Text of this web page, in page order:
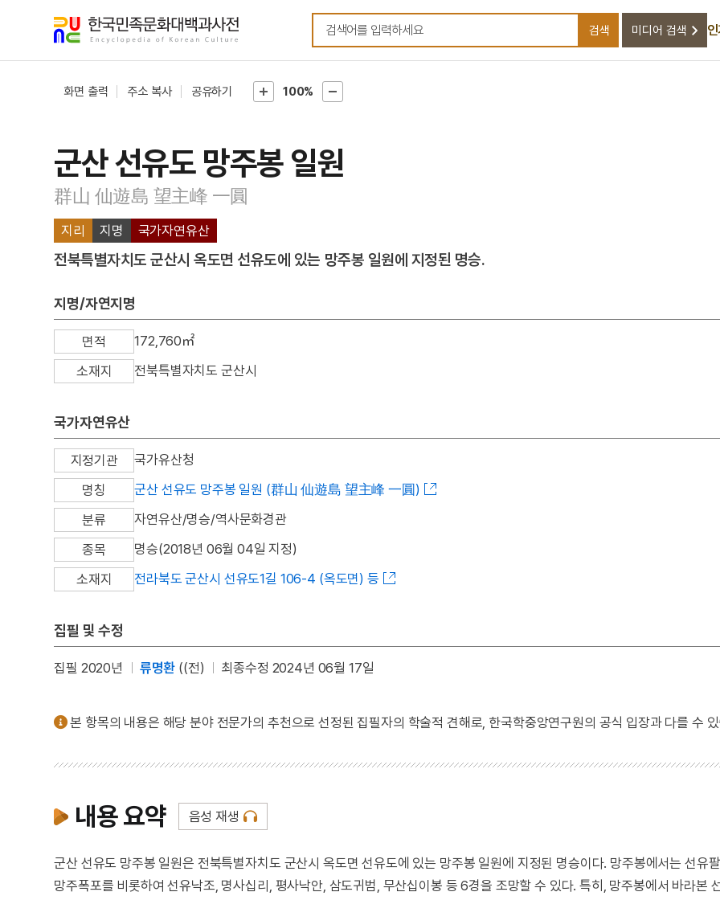
검색어를 입력하세요
검색 미디어 검색
화면 출력 주소 복사 공유하기 100%
군산 선유도 망주봉 일원
群山 仙遊島 望主峰 一圓
지리 지명 국가자연유산
전북특별자치도 군산시 옥도면 선유도에 있는 망주봉 일원에 지정된 명승.
지명/자연지명
면적
172,760㎡
소재지
전북특별자치도 군산시
국가자연유산
지정기관
국가유산청
명칭
군산 선유도 망주봉 일원 (群山 仙遊島 望主峰 一圓)
분류
자연유산/명승/역사문화경관
종목
명승(2018년 06월 04일 지정)
소재지
전라북도 군산시 선유도1길 106-4 (옥도면) 등
집필 및 수정
집필 2020년 류명환 ((전) 최종수정 2024년 06월 17일
본 항목의 내용은 해당 분야 전문가의 추천으로 선정된 집필자의 학술적 견해로, 한국학중앙연구원의 공식 입장과 다를 수
내용 요약 음성 재생
군산 선유도 망주봉 일원은 전북특별자치도 군산시 옥도면 선유도에 있는 망주봉 일원에 지정된 명승이다. 망주봉에서는 선유
망주폭포를 비롯하여 선유낙조, 명사십리, 평사낙안, 삼도귀범, 무산십이봉 등 6경을 조망할 수 있다. 특히, 망주봉에서 바라본